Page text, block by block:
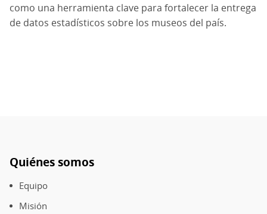
como una herramienta clave para fortalecer la entrega
de datos estadísticos sobre los museos del país.
Pie
de
página
Quiénes somos
Equipo
Misión